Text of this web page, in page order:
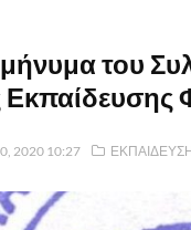
του
2020 10:27